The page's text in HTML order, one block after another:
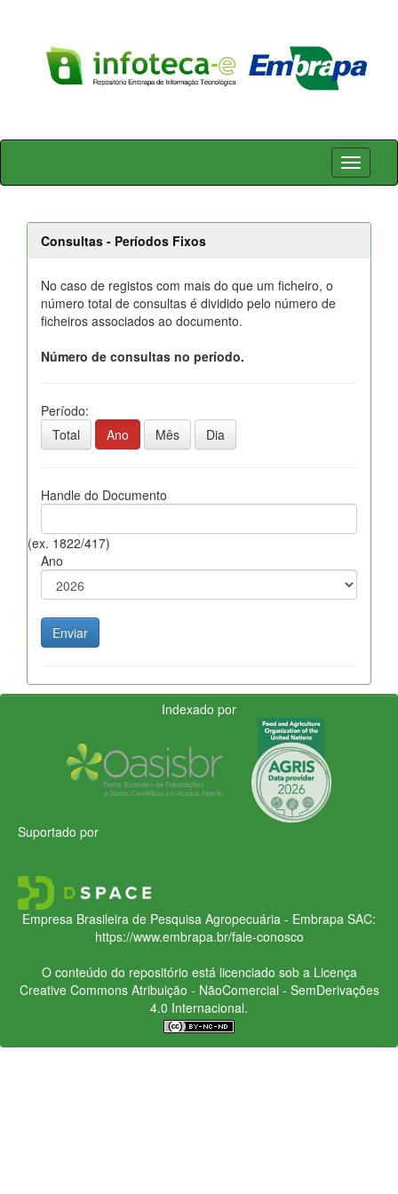
Skip
Consultas - Períodos Fixos
No caso de registos com mais do que um ficheiro, o
número total de consultas é dividido pelo número de
ficheiros associados ao documento.
Número de consultas no período.
Período:
Total
Ano Mês Dia
Handle do Documento
(ex. 1822/417)
Ano
Indexado por
Suportado por
Empresa Brasileira de Pesquisa Agropecuária - Embrapa SAC:
https://www.embrapa.br/fale-conosco
O conteúdo do repositório está licenciado sob a Licença
Creative CommonsAtribuição - NãoComercial - SemDerivações
4.0 Internacional.